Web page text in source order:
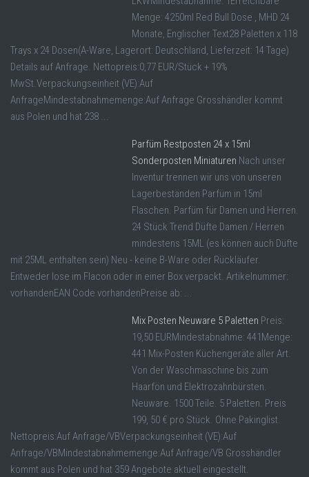
Menge: 4250ml Red Bull Dose , MHD 24
Monate, Englischer Text28 Paletten x 118
Trays x 24 Dosen(A-Ware, Lagerort: Deutschland, Lieferzeit: 14 Tage)
Details auf Anfrage. Nettopreis:0,77 EUR/Stück + 19%
MwSt.Verpackungseinheit (VE):Auf
AnfrageMindestabnahmemenge:Auf Anfrage Grosshändler kommt
aus Polen und hat 238 ...
Parfüm Restposten 24 x 15ml
Sonderposten Miniaturen Nach unser
Inventur trennen wir uns von unseren
Lagerbeständen Parfüm in 15ml
Flaschen. Parfüm für Damen und Herren.
24 Stück Trend Düfte Damen / Herren
mindestens 15ML (es können auch Düfte
mit 25ML enthalten sein) Neu - keine B-Ware oder Rückläufer.
Entweder lose im Flacon oder in einer Box verpackt. Artikelnummer:
vorhandenEAN Code vorhandenPreise ab: ...
Mix Posten Neuware 5 Paletten Preis:
19,50 EURMindestabnahme: 441Menge:
441 Mix-Posten Küchengeräte aller Art.
Von der Waschmaschine bis zum
Haarfön und Elektrozahnbürsten.
Neuware. 1500 Teile. 5 Paletten. Preis
199, 50 € pro Stück. Ohne Pakinglist.
Nettopreis:Auf Anfrage/VBVerpackungseinheit (VE):Auf
Anfrage/VBMindestabnahmemenge:Auf Anfrage/VB Grosshändler
kommt aus Polen und hat 359 Angebote aktuell eingestellt.